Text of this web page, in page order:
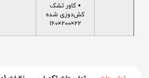
▪️ کاور تشک
کش‌دوزی شده
22×200×160